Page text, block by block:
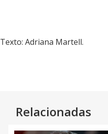
Texto: Adriana Martell.
Relacionadas